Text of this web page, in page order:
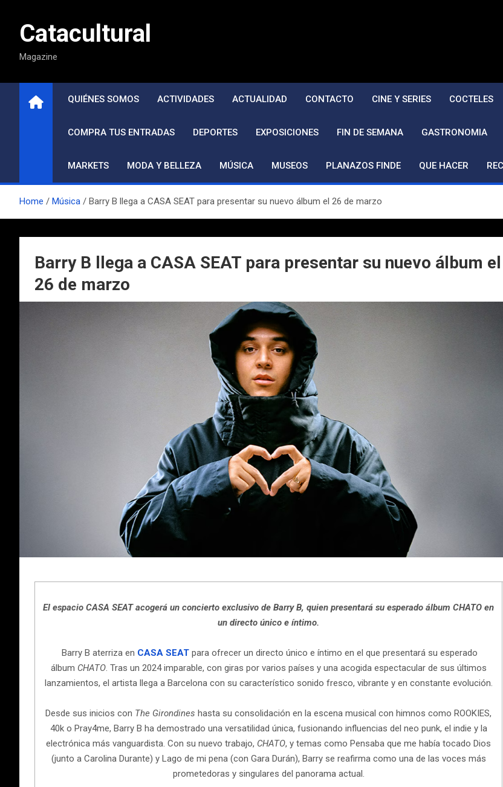
contenidoCatacultural
Magazine
QUIÉNES SOMOS ACTIVIDADES ACTUALIDAD CONTACTO CINE Y SERIES COCTELES
COMPRA TUS ENTRADAS DEPORTES EXPOSICIONES FIN DE SEMANA GASTRONOMIA
MARKETS MODA Y BELLEZA MÚSICA MUSEOS PLANAZOS FINDE QUE HACER
Home Música Barry B llega a CASA SEAT para presentar su nuevo álbum el 26 de marzo
Barry B llega a CASA SEAT para presentar su nuevo álbum el
26 de marzo
El espacio CASA SEAT acogerá un concierto exclusivo de Barry B, quien presentará su esperado álbum CHATO en
un directo único e íntimo.
Barry B aterriza en CASA SEAT para ofrecer un directo único e íntimo en el que presentará su esperado
álbum CHATO. Tras un 2024 imparable, con giras por varios países y una acogida espectacular de sus últimos
lanzamientos, el artista llega a Barcelona con su característico sonido fresco, vibrante y en constante evolución.
Desde sus inicios con The Girondines hasta su consolidación en la escena musical con himnos como ROOKIES,
40k o Pray4me, Barry B ha demostrado una versatilidad única, fusionando influencias del neo punk, el indie y la
electrónica más vanguardista. Con su nuevo trabajo, CHATO, y temas como Pensaba que me había tocado Dios
(junto a Carolina Durante) y Lago de mi pena (con Gara Durán), Barry se reafirma como una de las voces más
prometedoras y singulares del panorama actual.